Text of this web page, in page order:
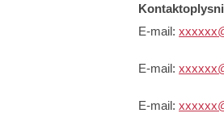
E-mail:
E-mail:
E-mail: